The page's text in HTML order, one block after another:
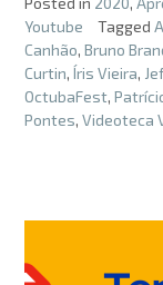
Youtube
Tagged
Canhão, Bruno
Curtin, Íris Vieira,
OctubaFest,
Pontes, Videoteca